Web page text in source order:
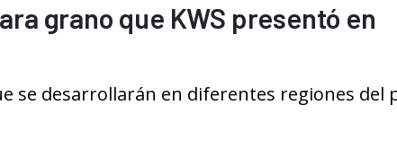
grano que KWS presentó en
se desarrollarán en diferentes regiones del